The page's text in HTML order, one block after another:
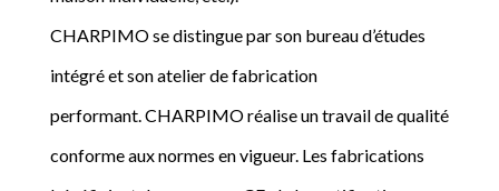
CHARPIMO se distingue par son bureau d’études
intégré et son atelier de fabrication
performant. CHARPIMO réalise un travail de qualité
conforme aux normes en vigueur. Les fabrications